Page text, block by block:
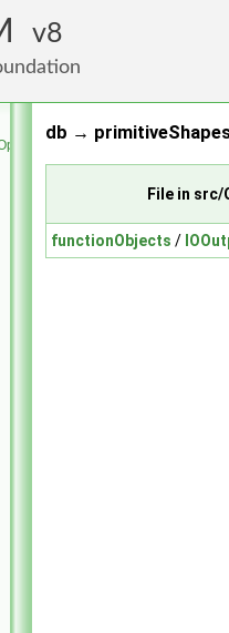
8
Foundation
db →
File in src/
functionObjects /